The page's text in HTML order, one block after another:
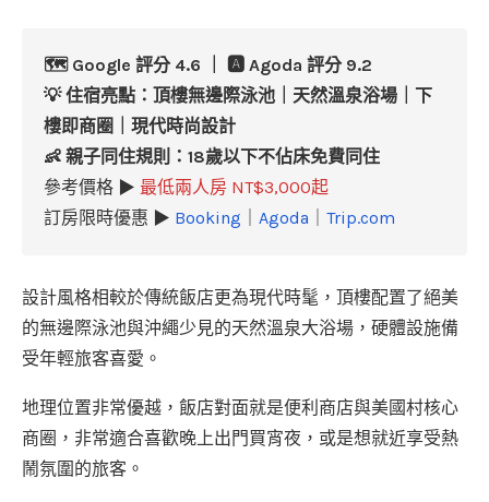
🗺️ Google 評分 4.6 ｜ 🅰️ Agoda 評分 9.2
💡住宿亮點： 頂樓無邊際泳池｜天然溫泉浴場｜下
樓即商圈｜現代時尚設計
👶 親子同住規則：18歲以下不佔床免費同住
參考價格 ▶ 最低兩人房 NT$3,000起
訂房限時優惠 ▶ Booking Agoda Trip.com
設計風格相較於傳統飯店更為現代時髦，頂樓配置了絕美
的無邊際泳池與沖繩少見的天然溫泉大浴場，硬體設施備
受年輕旅客喜愛。
地理位置非常優越，飯店對面就是便利商店與美國村核心
商圈，非常適合喜歡晚上出門買宵夜，或是想就近享受熱
鬧氛圍的旅客。